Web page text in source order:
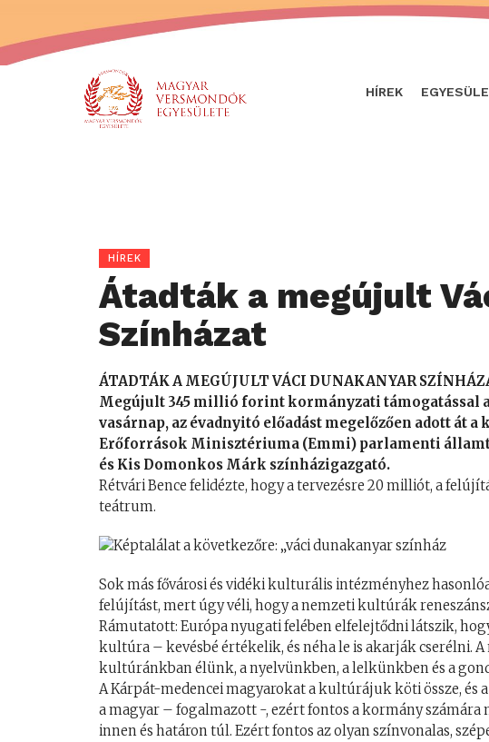
HÍREK
HÍREK
Átadták a megújult
Színházat
ÁTADTÁK A MEGÚJULT VÁCI DUNAKANYAR
Megújult 345 millió forint kormányzati támogatással
vasárnap, az évadnyitó előadást megelőzően adott át
Erőforrások Minisztériuma (Emmi) parlamenti
és Kis Domonkos Márk színházigazgató.
Rétvári Bence felidézte, hogy a tervezésre 20 milliót, a
teátrum.
Sok más fővárosi és vidéki kulturális intézményhez
felújítást, mert úgy véli, hogy a nemzeti kultúrák
Rámutatott: Európa nyugati felében elfelejtődni látszik,
kultúra – kevésbé értékelik, és néha le is akarják cserélni.
kultúránkban élünk, a nyelvünkben, a lelkünkben és a
A Kárpát-medencei magyarokat a kultúrájuk köti össze,
a magyar – fogalmazott -, ezért fontos a kormány
innen és határon túl. Ezért fontos az olyan színvonalas,